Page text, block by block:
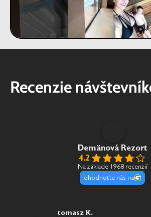
Recenzie
Demänová Rezort
4.2
Na základe 1968 recenzií
ohodnoťte nás na
tomasz K.